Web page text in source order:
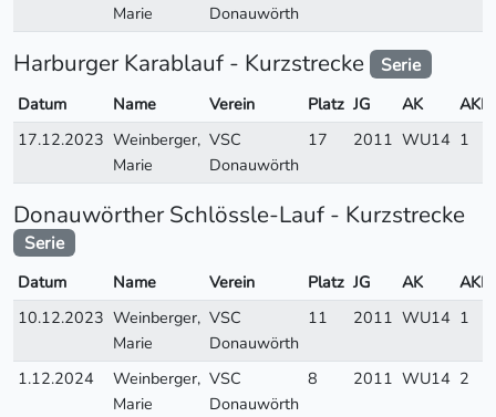
Marie
Donauwörth
Harburger Karablauf - Kurzstrecke Serie
Datum Name Verein Platz JG AK
17.12.2023 Weinberger,
Marie
VSC
Donauwörth
17 2011 WU14 1
Donauwörther Schlössle-Lauf - Kurzstrecke
Serie
Datum Name Verein Platz JG AK
10.12.2023 Weinberger,
Marie
VSC
Donauwörth
11 2011 WU14 1
1.12.2024
Weinberger,
Marie
VSC
Donauwörth
8 2011 WU14 2